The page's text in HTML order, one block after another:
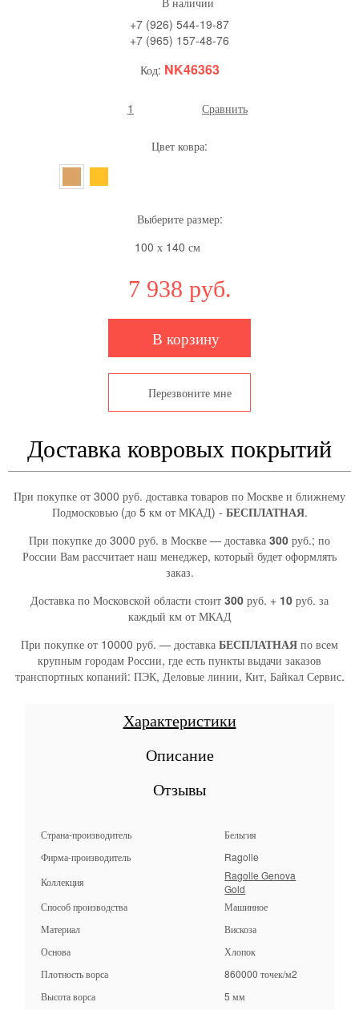
+7 (926) 544-19-87
+7 (965) 157-48-76
Код: NK46363
1 Сравнить
Цвет ковра:
Выберите размер:
100 х 140 см
7 938 руб.
В корзину
Перезвоните мне
Доставка ковровых покрытий
При покупке от 3000 руб. доставка товаров по Москве и ближнему
Подмосковью (до 5 км от МКАД) - БЕСПЛАТНАЯ.
При покупке до 3000 руб. в Москве — доставка 300 руб.; по
России Вам рассчитает наш менеджер, который будет оформлять
заказ.
Доставка по Московской области стоит 300 руб. + 10 руб. за
каждый км от МКАД
При покупке от 10000 руб. — доставка БЕСПЛАТНАЯ по всем
крупным городам России, где есть пункты выдачи заказов
транспортных копаний: ПЭК, Деловые линии, Кит, Байкал Сервис.
Характеристики
Описание
Отзывы
Страна-производитель
Бельгия
Фирма-производитель
Ragolle
Коллекция
Ragolle Genova
Gold
Способ производства
Машинное
Материал
Вискоза
Основа
Хлопок
Плотность ворса
860000 точек/м2
Высота ворса
5 мм